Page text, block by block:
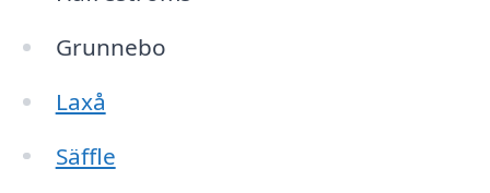
Grunnebo
Laxå
Säffle